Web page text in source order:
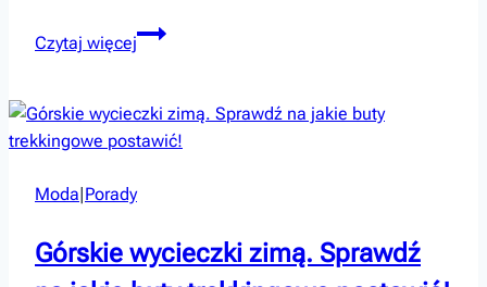
Czytaj więcej
Porażki
najczęstsze
błędy
jak
uniknąć
Moda Porady
Górskie wycieczki zimą. Sprawdź